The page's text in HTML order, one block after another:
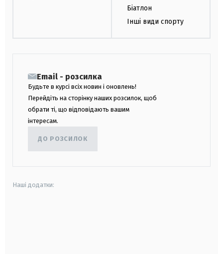
Біатлон
Інші види спорту
Email - розсилка
Будьте в курсі всіх новин і оновлень!
Перейдіть на сторінку наших розсилок, щоб
обрати ті, що відповідають вашим
інтересам.
ДО РОЗСИЛОК
Наші додатки: